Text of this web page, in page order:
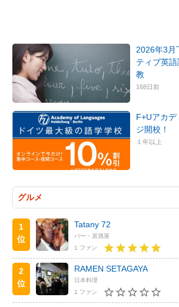
2026年3月
ティブ英
教
168日前
F+Uアカ
ジ開校！
１年以上
グルメ
1
位
Tatany 72
バー・居酒屋
1 ファン
2
位
RAMEN SETAGAYA
日本料理
1 ファン